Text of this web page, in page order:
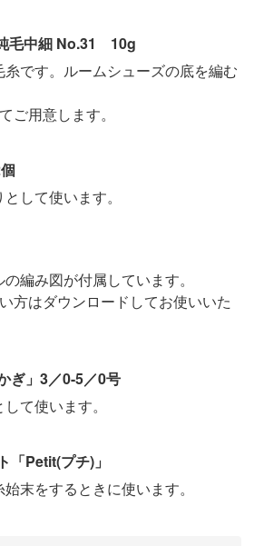
毛中細 No.31 10g
です。ルームシューズの底を編む
ご用意します。
して使います。
編み図が付属しています。
方はダウンロードしてお使いいた
ぎ」3／0-5／0号
て使います。
Petit(プチ)」
末をするときに使います。